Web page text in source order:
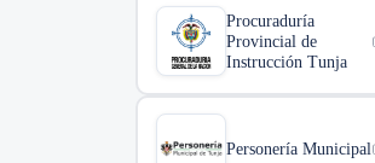
Procuraduría
Provincial de
Instrucción Tunja
Personería Municipal